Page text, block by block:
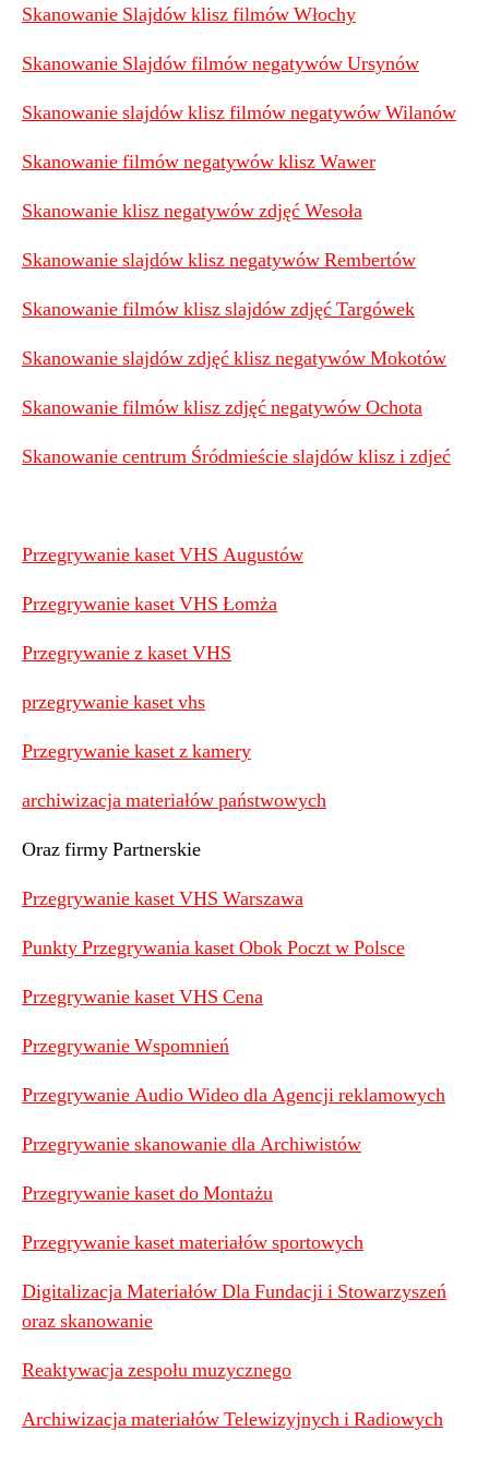
Skanowanie Slajdów klisz filmów Włochy
Skanowanie Slajdów filmów negatywów Ursynów
Skanowanie slajdów klisz filmów negatywów Wilanów
Skanowanie filmów negatywów klisz Wawer
Skanowanie klisz negatywów zdjęć Wesoła
Skanowanie slajdów klisz negatywów Rembertów
Skanowanie filmów klisz slajdów zdjęć Targówek
Skanowanie slajdów zdjęć klisz negatywów Mokotów
Skanowanie filmów klisz zdjęć negatywów Ochota
Skanowanie centrum Śródmieście slajdów klisz i zdjeć
Przegrywanie kaset VHS Augustów
Przegrywanie kaset VHS Łomża
Przegrywanie z kaset VHS
przegrywanie kaset vhs
Przegrywanie kaset z kamery
archiwizacja materiałów państwowych
Oraz firmy Partnerskie
Przegrywanie kaset VHS Warszawa
Punkty Przegrywania kaset Obok Poczt w Polsce
Przegrywanie kaset VHS Cena
Przegrywanie Wspomnień
Przegrywanie Audio Wideo dla Agencji reklamowych
Przegrywanie skanowanie dla Archiwistów
Przegrywanie kaset do Montażu
Przegrywanie kaset materiałów sportowych
Digitalizacja Materiałów Dla Fundacji i Stowarzyszeń
oraz skanowanie
Reaktywacja zespołu muzycznego
Archiwizacja materiałów Telewizyjnych i Radiowych